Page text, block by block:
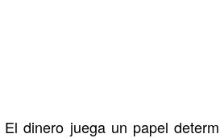
El dinero juega un papel